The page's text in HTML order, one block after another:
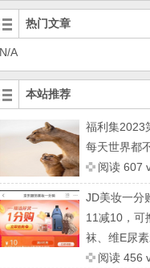
热门文章
N/A
本站推荐
福利集2023
每天世界都
阅读 607
JD美妆一分
11减10，可
袜、维E尿
阅读 456